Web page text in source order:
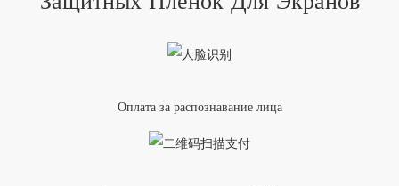
Оплата за распознавание лица